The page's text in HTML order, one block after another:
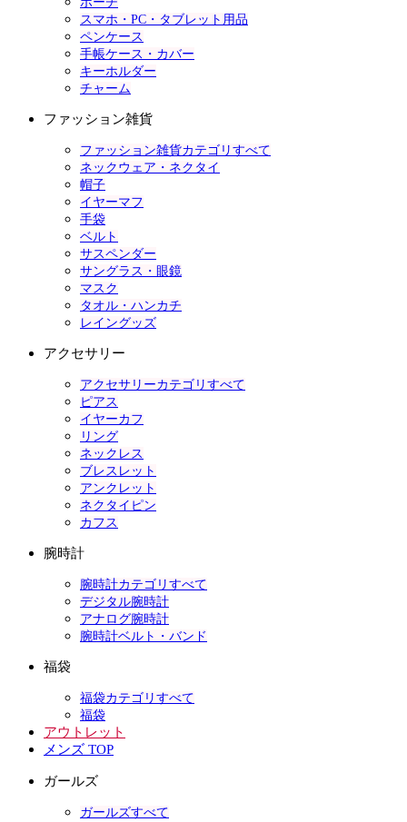
スマホ・PC・タブレット用品
ペンケース
手帳ケース・カバー
キーホルダー
チャーム
ファッション雑貨
ファッション雑貨カテゴリすべて
ネックウェア・ネクタイ
帽子
イヤーマフ
手袋
ベルト
サスペンダー
サングラス・眼鏡
マスク
タオル・ハンカチ
レイングッズ
アクセサリー
アクセサリーカテゴリすべて
ピアス
イヤーカフ
リング
ネックレス
ブレスレット
アンクレット
ネクタイピン
カフス
腕時計
腕時計カテゴリすべて
デジタル腕時計
アナログ腕時計
腕時計ベルト・バンド
福袋
福袋カテゴリすべて
福袋
アウトレット
メンズ TOP
ガールズ
ガールズすべて